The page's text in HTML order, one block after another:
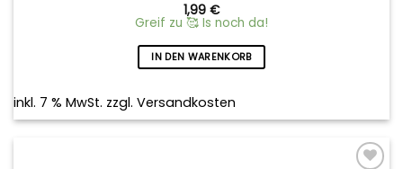
1,99 €
Greif zu 🥰 Is noch da!
IN DEN WARENKORB
inkl. 7 % MwSt. zzgl. Versandkosten